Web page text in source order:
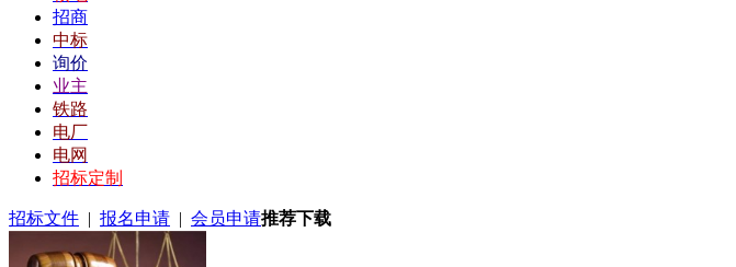
招商
中标
询价
业主
铁路
电厂
电网
招标定制
招标文件 | 报名申请 | 会员申请推荐下载